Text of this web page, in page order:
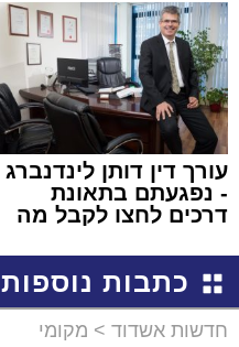
עורך דין דותן לינדנברג
- נפגעתם בתאונת
דרכים לחצו לקבל מה
כתבות נוספות
חדשות אשדוד > מקומי